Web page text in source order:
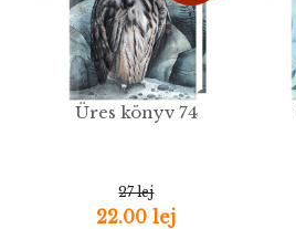
Üres könyv 74
27 lej
22.00 lej